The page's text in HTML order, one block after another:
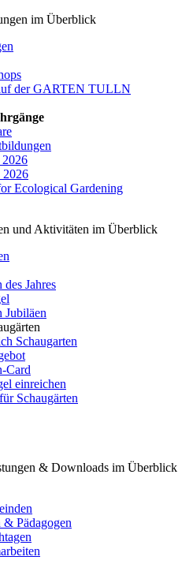
im Überblick
der GARTEN TULLN
Ecological Gardening
und Aktivitäten im Überblick
des Jahres
Jubiläen
Schaugarten
Card
einreichen
Schaugärten
& Downloads im Überblick
& Pädagogen